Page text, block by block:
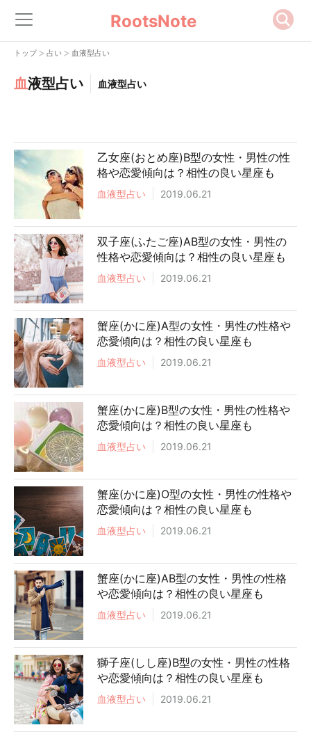
RootsNote
トップ > 占い > 血液型占い
血液型占い 血液型占い
乙女座(おとめ座)B型の女性・男性の性
格や恋愛傾向は？相性の良い星座も
血液型占い 2019.06.21
双子座(ふたご座)AB型の女性・男性の
性格や恋愛傾向は？相性の良い星座も
血液型占い 2019.06.21
蟹座(かに座)A型の女性・男性の性格や
恋愛傾向は？相性の良い星座も
血液型占い 2019.06.21
蟹座(かに座)B型の女性・男性の性格や
恋愛傾向は？相性の良い星座も
血液型占い 2019.06.21
蟹座(かに座)O型の女性・男性の性格や
恋愛傾向は？相性の良い星座も
血液型占い 2019.06.21
蟹座(かに座)AB型の女性・男性の性格
や恋愛傾向は？相性の良い星座も
血液型占い 2019.06.21
獅子座(しし座)B型の女性・男性の性格
や恋愛傾向は？相性の良い星座も
血液型占い 2019.06.21